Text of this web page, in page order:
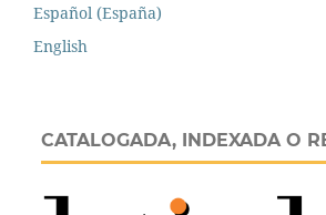
Español (España)
English
CATALOGADA, INDEXADA O